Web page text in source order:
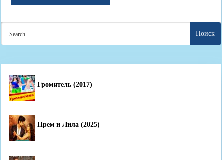
for:
Громитель (2017)
Прем и Лила (2025)